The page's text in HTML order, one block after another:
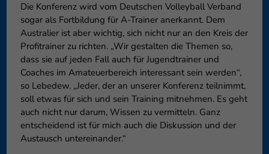
Die Konferenz wird vom Deutschen Volleyball Verband
sogar als Fortbildung für A-Trainer anerkannt. Dem
Australier ist aber wichtig, sich nicht nur an den Kreis der
Profitrainer zu richten. „Wir gestalten die Themen so,
dass sie auf jeden Fall auch für Jugendtrainer und
Coaches im Amateuerbereich interessant sein werden“,
so Lebedew. „Jeder, der an unserer Konferenz teilnimmt,
soll etwas für sich und sein Training mitnehmen. Es geht
auch nicht nur darum, Wissen zu vermitteln. Ganz
entscheidend ist für mich auch die Diskussion und der
Austausch untereinander.“